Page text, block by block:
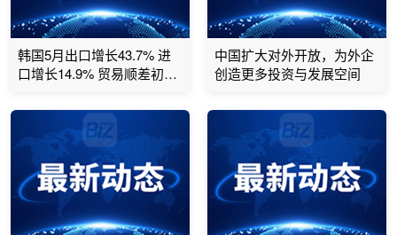
韩国5月出口增长43.7% 进
口增长14.9% 贸易顺差初值
中国扩大对外开放，为外企
创造更多投资与发展空间